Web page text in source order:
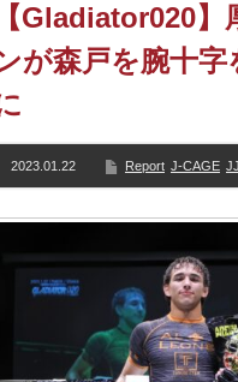
【Gladiator020
が森戸を腕十
2023.01.22 Report J-CAGE